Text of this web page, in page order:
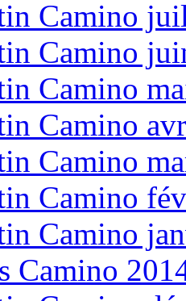
Camino
Camino
Camino
Camino
Camino
Camino
Camino
Camino